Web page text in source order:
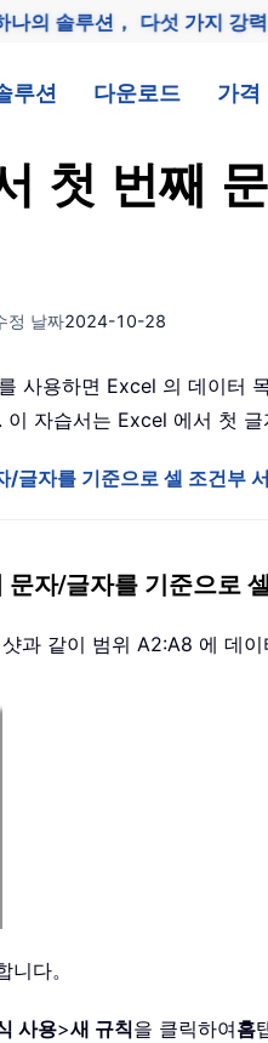
의 솔루션， 다섯 가지 강
루션 다운로드 가격
첫 번째
정 날짜2024-10-28
사용하면 Excel 의 데이터
자습서는 Excel 에서 첫
/글자를 기준으로 셀 조건부
문자/글자를 기준으로
과 같이 범위 A2:A8 에 데
다。
사용>새 규칙을 클릭하여홈